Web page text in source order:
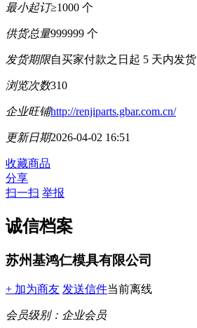
最小起订≥1000 个
供货总量999999 个
发货期限自买家付款之日起 5 天内发货
浏览次数310
企业旺铺http://renjiparts.gbar.com.cn/
更新日期2026-04-02 16:51
收藏商品
分享
扫一扫 举报
诚信档案
苏州基鸿仁模具有限公司
+ 加为商友 发送信件当前离线
会员级别： 企业会员